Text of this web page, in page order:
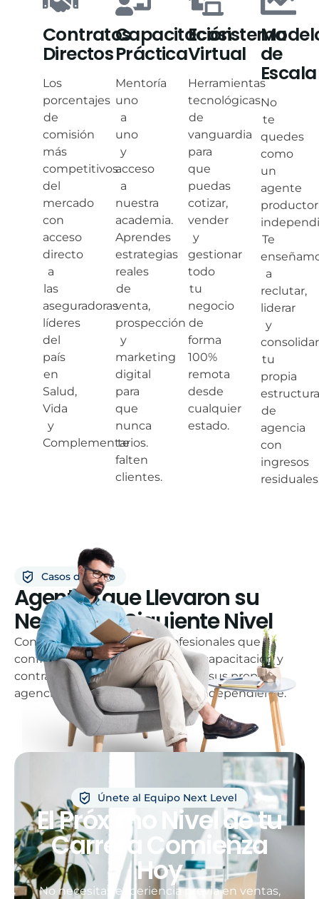
Contratos
Directos
Los
porcentajes
de
comisión
más
competitivos
del
mercado
con
acceso
directo
a
las
aseguradoras
líderes
del
país
en
Salud,
Vida
y
Complementarios.
Capacitación
Práctica
Mentoría
uno
a
uno
y
acceso
a
nuestra
academia.
Aprendes
estrategias
reales
de
venta,
prospección
y
marketing
digital
para
que
nunca
te
falten
clientes.
Ecosistema
Virtual
Herramientas
tecnológicas
de
vanguardia
para
que
puedas
cotizar,
vender
y
gestionar
todo
tu
negocio
de
forma
100%
remota
desde
cualquier
estado.
de
Escala
No
te
quedes
como
un
agente
productor
Te
a
reclutar,
liderar
y
consolidar
tu
propia
estructura
de
agencia
con
ingresos
Casos de Éxito
Agentes que Llevaron su
Negocio al Siguiente Nivel
Conoce la experiencia de profesionales que
confiaron en nuestro sistema de capacitación y
contratos directos para consolidar sus propias
agencias de seguros de manera independiente.
Únete al Equipo Next Level
El Próximo Nivel de tu
Carrera Comienza
Hoy
No necesitas experiencia previa en ventas,